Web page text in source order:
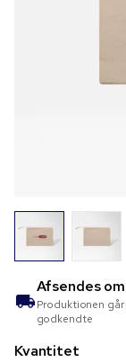
Afsendes om
Produktionen
godkendte
Kvantitet